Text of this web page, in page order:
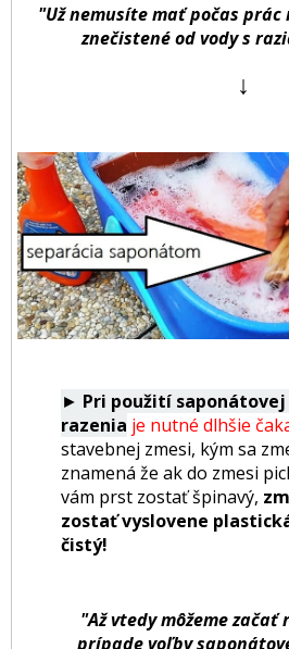
"Už nemusíte mať počas
znečistené od vody s
↓
► Pri použití
razenia je nutné dlhšie
stavebnej zmesi, kým sa
znamená že ak do zmesi
vám prst zostať špinavý,
zostať vyslovene
čistý!
"Až vtedy môžeme
prípade voľby